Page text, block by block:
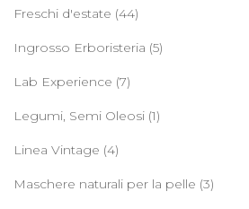
Freschi d'estate (44)
Ingrosso Erboristeria (5)
Lab Experience (7)
Legumi, Semi Oleosi (1)
Linea Vintage (4)
Maschere naturali per la pelle (3)